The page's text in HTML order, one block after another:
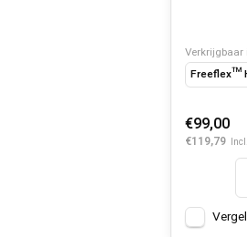
Verkrijgbaar
Freeflex™
€99,00
€119,79